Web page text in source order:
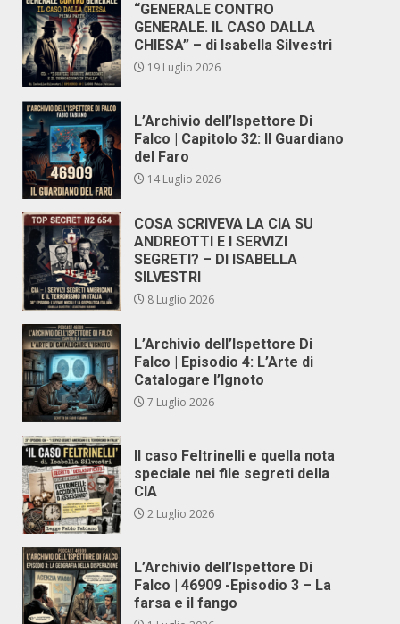
“GENERALE CONTRO
GENERALE. IL CASO DALLA
CHIESA” – di Isabella Silvestri
19 Luglio 2026
L’Archivio dell’Ispettore Di
Falco | Capitolo 32: Il Guardiano
del Faro
14 Luglio 2026
COSA SCRIVEVA LA CIA SU
ANDREOTTI E I SERVIZI
SEGRETI? – DI ISABELLA
SILVESTRI
8 Luglio 2026
L’Archivio dell’Ispettore Di
Falco | Episodio 4: L’Arte di
Catalogare l’Ignoto
7 Luglio 2026
Il caso Feltrinelli e quella nota
speciale nei file segreti della
CIA
2 Luglio 2026
L’Archivio dell’Ispettore Di
Falco | 46909 -Episodio 3 – La
farsa e il fango